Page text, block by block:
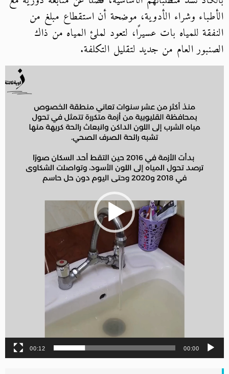
الأطباء وشراء الأدوية، موضحة أن استقطاع مبلغ من
النفقة للمياه بات عسيرًا، لتعود لملئ المياه من ذاك
الصنبور العام من جديد لتقليل التكلفة.
00:00
00:12